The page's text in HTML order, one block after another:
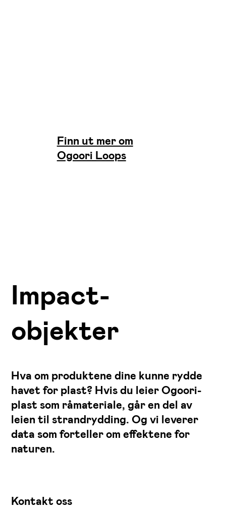
Finn ut mer om
Ogoori Loops
Impact-
objekter
Hva om produktene dine kunne rydde
havet for plast? Hvis du leier Ogoori-
plast som råmateriale, går en del av
leien til strandrydding. Og vi leverer
data som forteller om effektene for
naturen.
Kontakt oss